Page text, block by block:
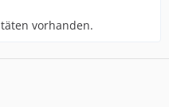
vorhanden.